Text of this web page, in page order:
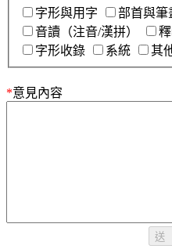
字形與用字
部首與筆
音讀（注音/漢拼）
字形收錄
系統 其
*意見內容